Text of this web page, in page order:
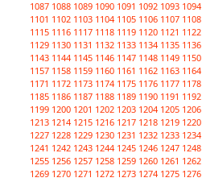
1087 1088 1089 1090 1091 1092 1093 1094
1101 1102 1103 1104 1105 1106 1107 1108
1115 1116 1117 1118 1119 1120 1121 1122
1129 1130 1131 1132 1133 1134 1135 1136
1143 1144 1145 1146 1147 1148 1149 1150
1157 1158 1159 1160 1161 1162 1163 1164
1171 1172 1173 1174 1175 1176 1177 1178
1185 1186 1187 1188 1189 1190 1191 1192
1199 1200 1201 1202 1203 1204 1205 1206
1213 1214 1215 1216 1217 1218 1219 1220
1227 1228 1229 1230 1231 1232 1233 1234
1241 1242 1243 1244 1245 1246 1247 1248
1255 1256 1257 1258 1259 1260 1261 1262
1269 1270 1271 1272 1273 1274 1275 1276